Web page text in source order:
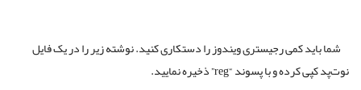
شما باید کمی رجیستری ویندوز را دستکاری کنید. نوشته زیر را در یک فایل
نوت‌پد کپی کرده و با پسوند “reg” ذخیره نمایید.